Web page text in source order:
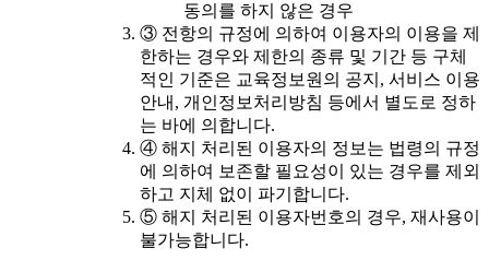
동의를 하지 않은 경우
③ 전항의 규정에 의하여 이용자의 이용을 제
한하는 경우와 제한의 종류 및 기간 등 구체
적인 기준은 교육정보원의 공지, 서비스 이용
안내, 개인정보처리방침 등에서 별도로 정하
는 바에 의합니다.
④ 해지 처리된 이용자의 정보는 법령의 규정
에 의하여 보존할 필요성이 있는 경우를 제외
하고 지체 없이 파기합니다.
⑤ 해지 처리된 이용자번호의 경우, 재사용이
불가능합니다.